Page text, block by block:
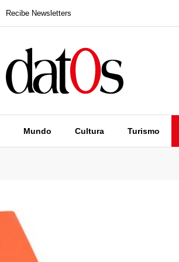
Recibe Newsletters
Mundo Cultura Turismo